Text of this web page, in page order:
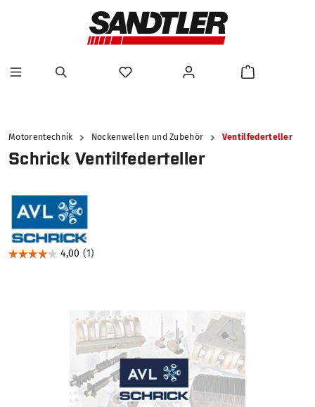
Motorentechnik Nockenwellen und Zubehör Ventilfederteller
Schrick Ventilfederteller